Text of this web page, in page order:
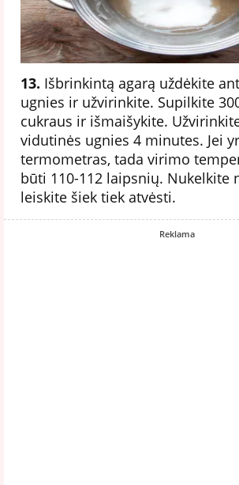
13. Išbrinkintą agarą uždėkite
ugnies ir užvirinkite. Supilkite
cukraus ir išmaišykite.
vidutinės ugnies 4 minutes. Jei
termometras, tada virimo
būti 110-112 laipsnių. Nukelkite
leiskite šiek tiek atvėsti.
Reklama